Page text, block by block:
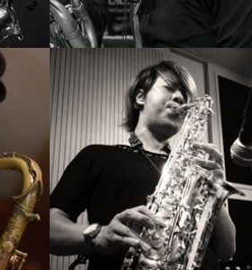
강의보기
서현진
강의보기